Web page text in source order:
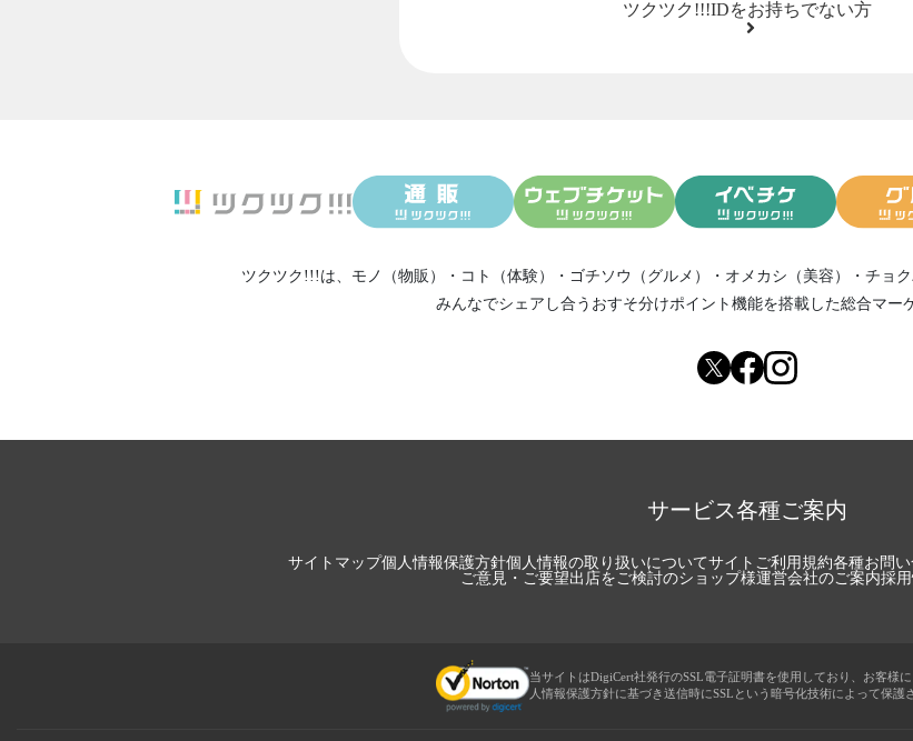
ツクツク!!!IDをお持ちでない方
ツクツク!!!は、 モノ（物販） ・ コト（体験） ・ ゴチソウ（グルメ） ・ オメカシ（美容） ・ チョク
みんなでシェアし合う おすそ分けポイント機能を搭載した総合マー
サービス各種ご案内
サイトマップ個人情報保護方針個人情報の取り扱いについてサイトご利用規約各種お問い
ご意見・ご要望出店をご検討のショップ様運営会社のご案内採
当サイトはDigiCert社発行のSSL電子証明書を使用しており、お客様
人情報保護方針に基づき送信時にSSLという暗号化技術によって保護